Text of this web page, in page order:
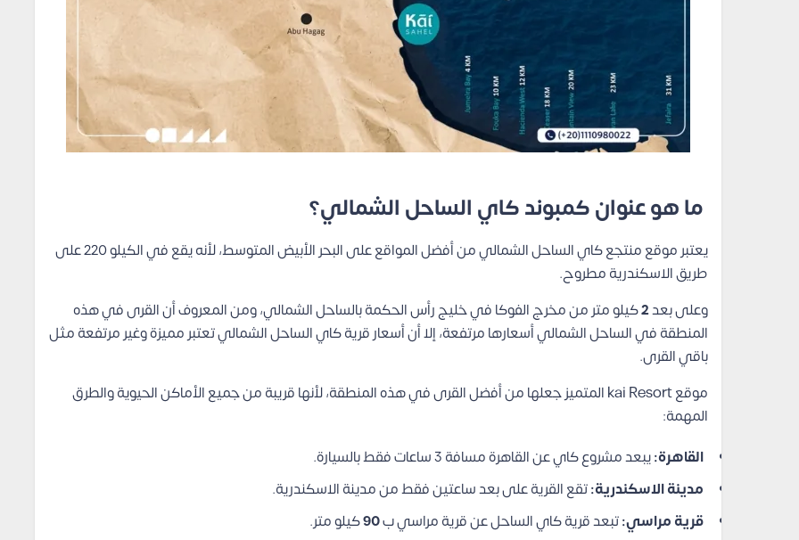
ما هو عنوان كمبوند كاي الساحل الشمالي؟
يعتبر موقع منتجع كاي الساحل الشمالي من أفضل المواقع على البحر الأبيض المتوسط، لأنه يقع في الكيلو 220 على
طريق الاسكندرية مطروح.
وعلى بعد2كيلو متر من مخرج الفوكا في خليج رأس الحكمة بالساحل الشمالي، ومن المعروف أن القرى في هذه
المنطقة في الساحل الشمالي أسعارها مرتفعة، إلا أن أسعار قرية كاي الساحل الشمالي تعتبر مميزة وغير مرتفعة مثل
باقي القرى.
موقع kai Resort المتميز جعلها من أفضل القرى في هذه المنطقة، لأنها قريبة من جميع الأماكن الحيوية والطرق
المهمة:
القاهرة:يبعد مشروع كاي عن القاهرة مسافة 3 ساعات فقط بالسيارة.
مدينة الاسكندرية:تقع القرية على بعد ساعتين فقط من مدينة الاسكندرية.
قرية مراسي:تبعد قرية كاي الساحل عن قرية مراسي ب90كيلو متر.